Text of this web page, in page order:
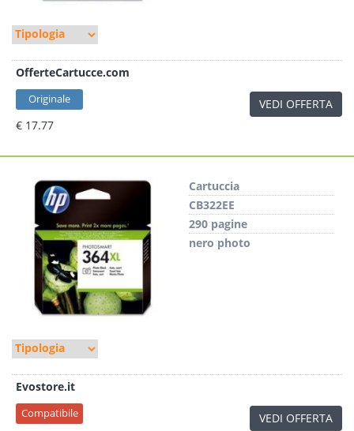
OfferteCartucce.com
Originale
€ 17.77
VEDI OFFERTA
Cartuccia
CB322EE
290 pagine
nero photo
Evostore.it
Compatibile VEDI OFFERTA